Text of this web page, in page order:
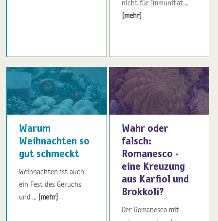
nicht für Immunität ...
[mehr]
Warum
Weihnachten so
gut schmeckt
Weihnachten ist auch
ein Fest des Geruchs
und ... [mehr]
Wahr oder
falsch:
Romanesco -
eine Kreuzung
aus Karfiol und
Brokkoli?
Der Romanesco mit